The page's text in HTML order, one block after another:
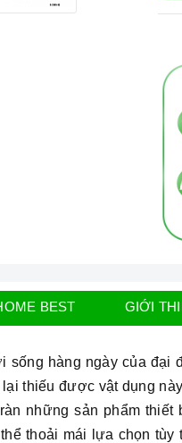
BEST GIỚI
hàng ngày của đại
thiếu được vật dụng
những sản phẩm
thoải mái lựa chọn